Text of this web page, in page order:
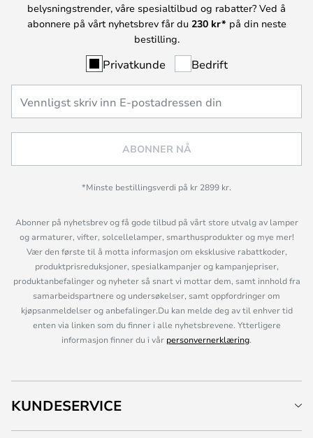
belysningstrender, våre spesialtilbud og rabatter? Ved å
abonnere på vårt nyhetsbrev får du 230 kr* på din neste
bestilling.
Privatkunde Bedrift
ABONNER NÅ
*Minste bestillingsverdi på kr 2899 kr.
Abonner på nyhetsbrev og få gode tilbud på vårt store utvalg av lamper
og armaturer, vifter, solcellelamper, smarthusprodukter og mye mer!
Vær den første til å motta informasjon om eksklusive rabattkoder,
produktprisreduksjoner, spesialkampanjer og kampanjepriser,
produktanbefalinger og nyheter så snart vi mottar dem, samt innhold fra
samarbeidspartnere og undersøkelser, samt oppfordringer om
kjøpsanmeldelser og anbefalinger.Du kan melde deg av til enhver tid
enten via linken som du finner i alle nyhetsbrevene. Ytterligere
informasjon finner du i vår personvernerklæring.
KUNDESERVICE